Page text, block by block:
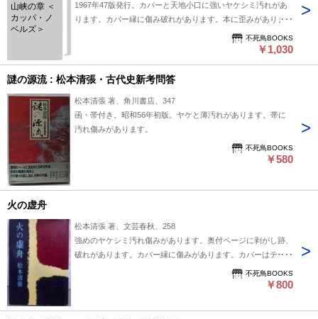
山峡の章 ＜
カッパ・ノ
ベルズ＞
1967年47版発行。カバーと天地小口に強いヤケシミ汚れがあ
ります。カバー縁に傷み破れがあります。本に歪みがありま
不死鳥BOOKS
￥1,030
謎の源流 : 松本清張・古代史新考問答
松本清張 著、角川書店、347
函・帯付き。昭和56年初版。ヤケと薄汚れがあります。帯に
汚れ傷みがあります。
不死鳥BOOKS
￥580
火の虚舟
松本清張 著、文芸春秋、258
強めのヤケシミ汚れ傷みがあります。奥付ページに剥がし跡、
破れがあります。カバー縁に傷みがあります。カバーはテープ
不死鳥BOOKS
￥800